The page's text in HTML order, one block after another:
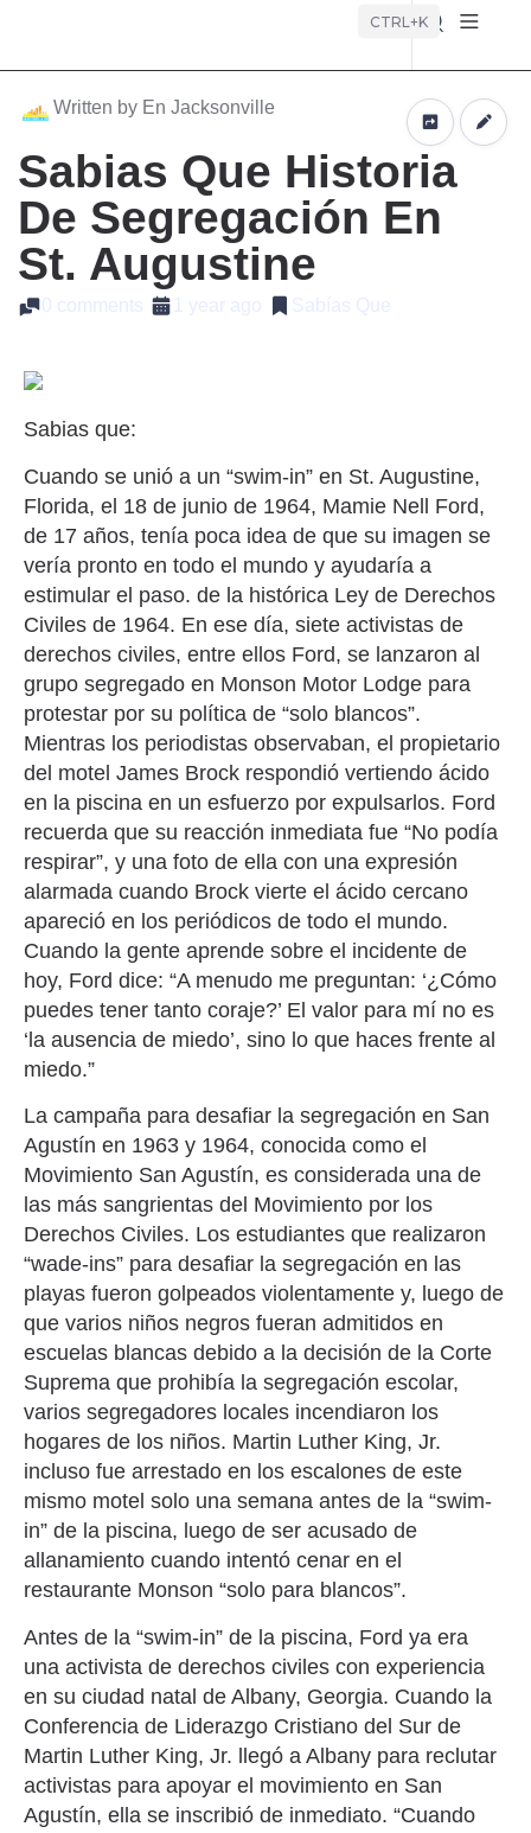
CTRL+K
Written by En Jacksonville
Sabias Que Historia
De Segregación En
St. Augustine
0 comments 1 year ago Sabías Que
Sabias que:
Cuando se unió a un “swim-in” en St. Augustine,
Florida, el 18 de junio de 1964, Mamie Nell Ford,
de 17 años, tenía poca idea de que su imagen se
vería pronto en todo el mundo y ayudaría a
estimular el paso. de la histórica Ley de Derechos
Civiles de 1964. En ese día, siete activistas de
derechos civiles, entre ellos Ford, se lanzaron al
grupo segregado en Monson Motor Lodge para
protestar por su política de “solo blancos”.
Mientras los periodistas observaban, el propietario
del motel James Brock respondió vertiendo ácido
en la piscina en un esfuerzo por expulsarlos. Ford
recuerda que su reacción inmediata fue “No podía
respirar”, y una foto de ella con una expresión
alarmada cuando Brock vierte el ácido cercano
apareció en los periódicos de todo el mundo.
Cuando la gente aprende sobre el incidente de
hoy, Ford dice: “A menudo me preguntan: ‘¿Cómo
puedes tener tanto coraje?’ El valor para mí no es
‘la ausencia de miedo’, sino lo que haces frente al
miedo.”
La campaña para desafiar la segregación en San
Agustín en 1963 y 1964, conocida como el
Movimiento San Agustín, es considerada una de
las más sangrientas del Movimiento por los
Derechos Civiles. Los estudiantes que realizaron
“wade-ins” para desafiar la segregación en las
playas fueron golpeados violentamente y, luego de
que varios niños negros fueran admitidos en
escuelas blancas debido a la decisión de la Corte
Suprema que prohibía la segregación escolar,
varios segregadores locales incendiaron los
hogares de los niños. Martin Luther King, Jr.
incluso fue arrestado en los escalones de este
mismo motel solo una semana antes de la “swim-
in” de la piscina, luego de ser acusado de
allanamiento cuando intentó cenar en el
restaurante Monson “solo para blancos”.
Antes de la “swim-in” de la piscina, Ford ya era
una activista de derechos civiles con experiencia
en su ciudad natal de Albany, Georgia. Cuando la
Conferencia de Liderazgo Cristiano del Sur de
Martin Luther King, Jr. llegó a Albany para reclutar
activistas para apoyar el movimiento en San
Agustín, ella se inscribió de inmediato. “Cuando